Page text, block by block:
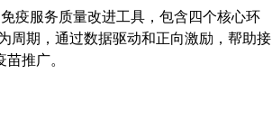
疫服务质量改进工具，包含四个核心环
周期，通过数据驱动和正向激励，帮助接
推广。